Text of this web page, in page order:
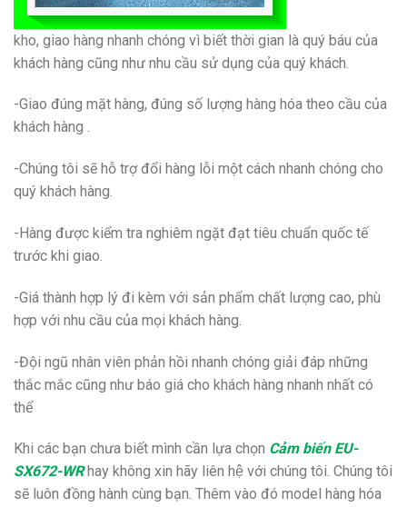
kho, giao hàng nhanh chóng vì biết thời gian là quý báu của
khách hàng cũng như nhu cầu sử dụng của quý khách.
-Giao đúng mặt hàng, đúng số lượng hàng hóa theo cầu của
khách hàng .
-Chúng tôi sẽ hỗ trợ đổi hàng lỗi một cách nhanh chóng cho
quý khách hàng.
-Hàng được kiểm tra nghiêm ngặt đạt tiêu chuẩn quốc tế
trước khi giao.
-Giá thành hợp lý đi kèm với sản phẩm chất lượng cao, phù
hợp với nhu cầu của mọi khách hàng.
-Đội ngũ nhân viên phản hồi nhanh chóng giải đáp những
thắc mắc cũng như báo giá cho khách hàng nhanh nhất có
thể
Khi các bạn chưa biết mình cần lựa chọn Cảm biến EU-
SX672-WRhay không xin hãy liên hệ với chúng tôi. Chúng tôi
sẽ luôn đồng hành cùng bạn. Thêm vào đó model hàng hóa